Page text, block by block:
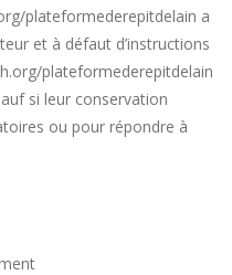
plateformederepitdelain a
et à défaut d’instructions
plateformederepitdelain
si leur conservation
ou pour répondre à